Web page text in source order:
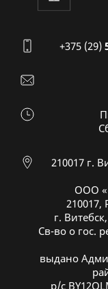
+375 (29)
210017 г.
ООО
210017,
г.
Св-во о гос.
выдано
р/с